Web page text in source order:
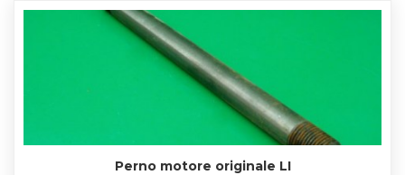
Perno motore originale LI